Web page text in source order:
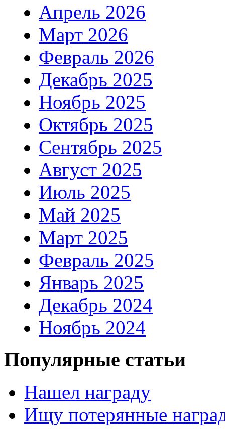
Апрель 2026
Март 2026
Февраль 2026
Декабрь 2025
Ноябрь 2025
Октябрь 2025
Сентябрь 2025
Август 2025
Июль 2025
Май 2025
Март 2025
Февраль 2025
Январь 2025
Декабрь 2024
Ноябрь 2024
Популярные статьи
Нашел награду
Ищу потерянные